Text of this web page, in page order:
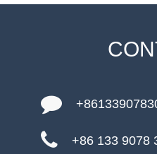
+86 133 9078